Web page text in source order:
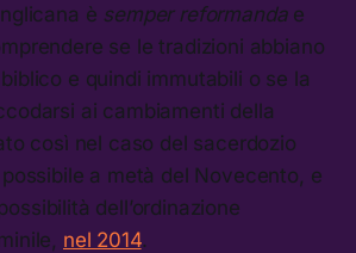
è semper reformanda e
se le tradizioni abbiano
e quindi immutabili o se la
ai cambiamenti della
così nel caso del sacerdozio
a metà del Novecento, e
dell’ordinazione
nel 2014.